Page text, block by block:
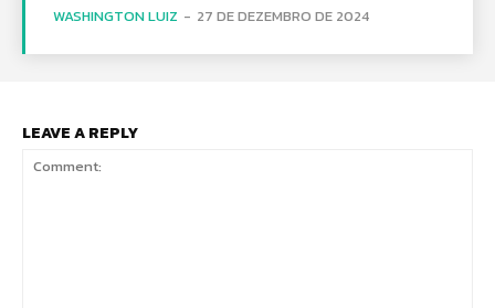
WASHINGTON LUIZ - 27 DE DEZEMBRO DE 2024
LEAVE A REPLY